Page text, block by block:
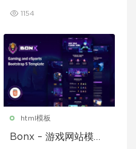
1154
html模板
Bonx – 游戏网站模板